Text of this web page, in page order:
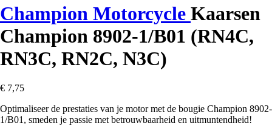
Champion Motorcycle Kaarsen
Champion 8902-1/B01 (RN4C,
RN3C, RN2C, N3C)
€ 7,75
Optimaliseer de prestaties van je motor met de bougie Champion 8902-
1/B01, smeden je passie met betrouwbaarheid en uitmuntendheid!